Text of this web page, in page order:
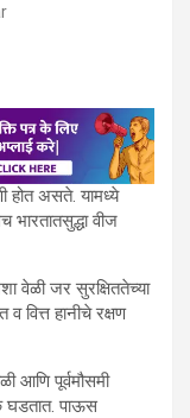
होत असते. यामध्ये
वीज
वेळी जर सुरक्षिततेच्या
वित्त हानीचे रक्षण
आणि पूर्वमौसमी
घडतात. पाऊस